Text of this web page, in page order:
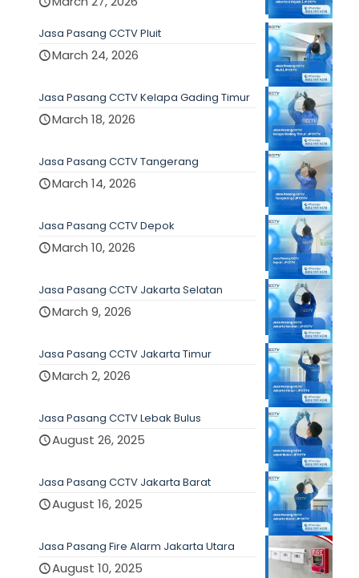
Jasa Pasang CCTV Pluit
March 24, 2026
Jasa Pasang CCTV Kelapa Gading Timur
March 18, 2026
Jasa Pasang CCTV Tangerang
March 14, 2026
Jasa Pasang CCTV Depok
March 10, 2026
Jasa Pasang CCTV Jakarta Selatan
March 9, 2026
Jasa Pasang CCTV Jakarta Timur
March 2, 2026
Jasa Pasang CCTV Lebak Bulus
August 26, 2025
Jasa Pasang CCTV Jakarta Barat
August 16, 2025
Jasa Pasang Fire Alarm Jakarta Utara
August 10, 2025